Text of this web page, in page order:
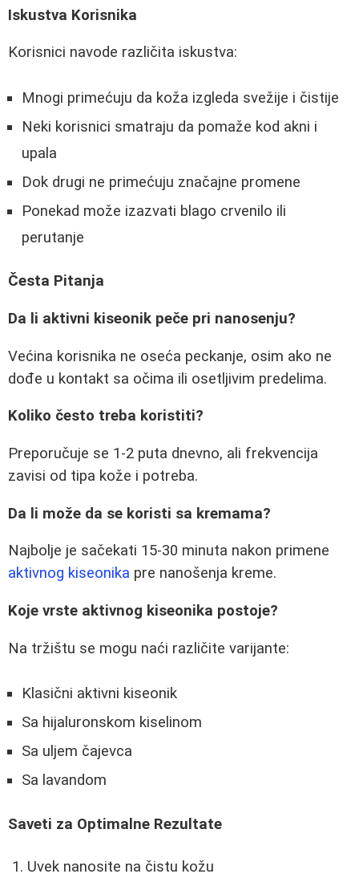
Iskustva Korisnika
Korisnici navode različita iskustva:
Mnogi primećuju da koža izgleda svežije i čistije
Neki korisnici smatraju da pomaže kod akni i
upala
Dok drugi ne primećuju značajne promene
Ponekad može izazvati blago crvenilo ili
perutanje
Česta Pitanja
Da li aktivni kiseonik peče pri nanosenju?
Većina korisnika ne oseća peckanje, osim ako ne
dođe u kontakt sa očima ili osetljivim predelima.
Koliko često treba koristiti?
Preporučuje se 1-2 puta dnevno, ali frekvencija
zavisi od tipa kože i potreba.
Da li može da se koristi sa kremama?
Najbolje je sačekati 15-30 minuta nakon primene
aktivnog kiseonika pre nanošenja kreme.
Koje vrste aktivnog kiseonika postoje?
Na tržištu se mogu naći različite varijante:
Klasični aktivni kiseonik
Sa hijaluronskom kiselinom
Sa uljem čajevca
Sa lavandom
Saveti za Optimalne Rezultate
Uvek nanosite na čistu kožu